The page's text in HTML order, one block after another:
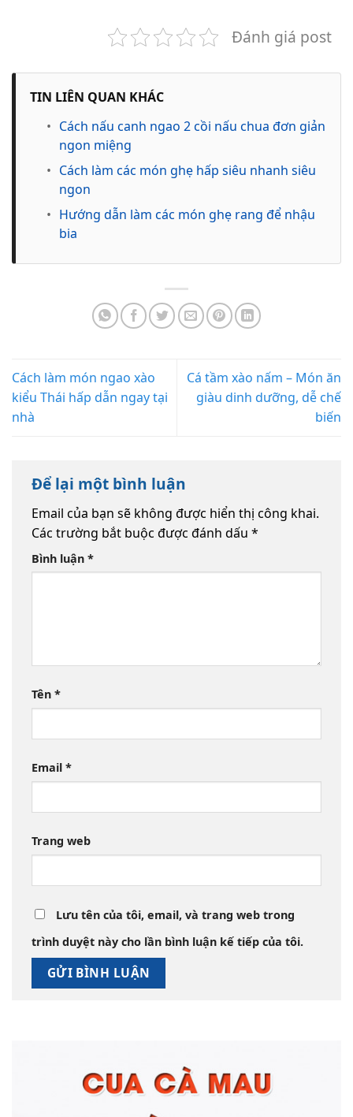
Đánh giá post
TIN LIÊN QUAN KHÁC
• Cách nấu canh ngao 2 cồi nấu chua đơn giản
ngon miệng
• Cách làm các món ghẹ hấp siêu nhanh siêu
ngon
• Hướng dẫn làm các món ghẹ rang để nhậu
bia
Cách làm món ngao xào
kiểu Thái hấp dẫn ngay tại
nhà
Cá tầm xào nấm – Món ăn
giàu dinh dưỡng, dễ chế
biến
Để lại một bình luận
Email của bạn sẽ không được hiển thị công khai.
Các trường bắt buộc được đánh dấu *
Bình luận *
Tên *
Email *
Trang web
Lưu tên của tôi, email, và trang web trong
trình duyệt này cho lần bình luận kế tiếp của tôi.